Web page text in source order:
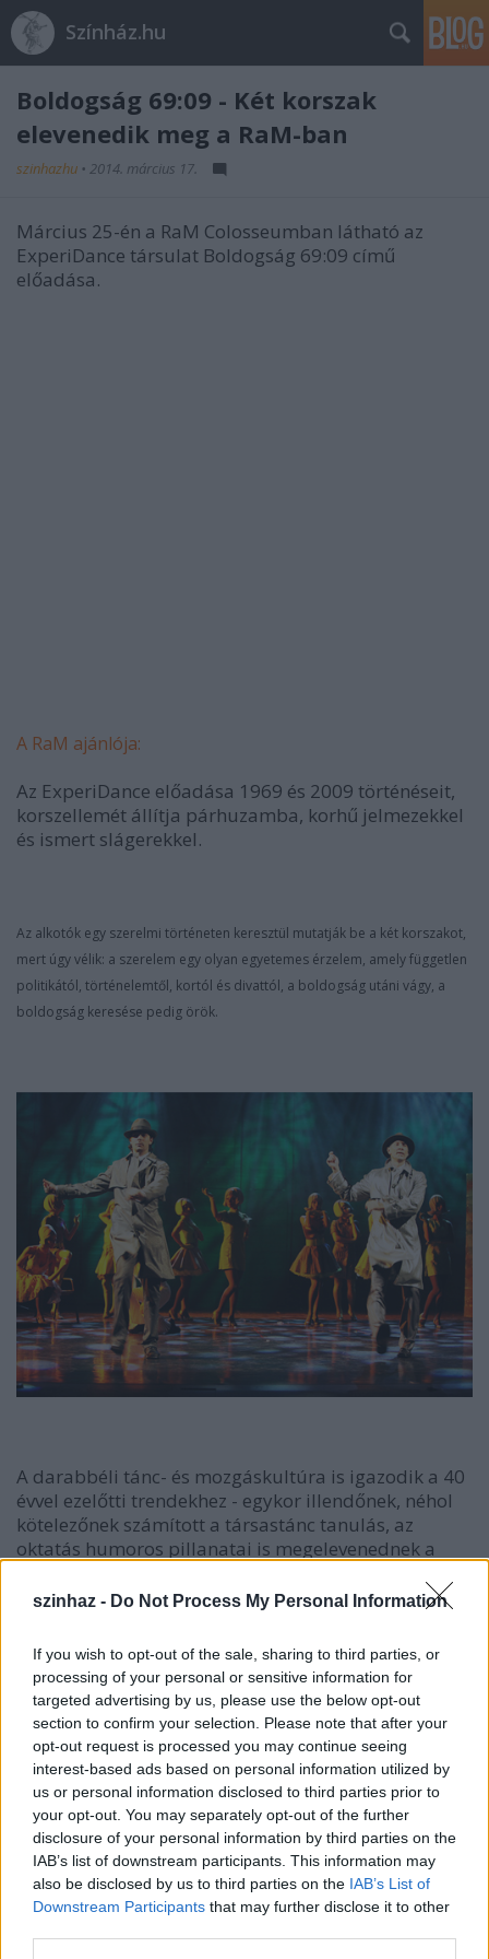
szinhaz - Do Not Process My Personal Information
If you wish to opt-out of the sale, sharing to third parties, or
processing of your personal or sensitive information for
targeted advertising by us, please use the below opt-out
section to confirm your selection. Please note that after your
opt-out request is processed you may continue seeing
interest-based ads based on personal information utilized by
us or personal information disclosed to third parties prior to
your opt-out. You may separately opt-out of the further
disclosure of your personal information by third parties on the
IAB’s list of downstream participants. This information may
also be disclosed by us to third parties on the IAB’s List of
Downstream Participants that may further disclose it to other
Színház.hu
Boldogság 69:09 - Két korszak
elevenedik meg a RaM-ban
szinhazhu • 2014. március 17.
Március 25-én a RaM Colosseumban látható az
ExperiDance társulat Boldogság 69:09 című
előadása.
A RaM ajánlója:
Az ExperiDance előadása 1969 és 2009 történéseit,
korszellemét állítja párhuzamba, korhű jelmezekkel
és ismert slágerekkel.
Az alkotók egy szerelmi történeten keresztül mutatják be a két korszakot,
mert úgy vélik: a szerelem egy olyan egyetemes érzelem, amely független
politikától, történelemtől, kortól és divattól, a boldogság utáni vágy, a
boldogság keresése pedig örök.
A darabbéli tánc- és mozgáskultúra is igazodik a 40
évvel ezelőtti trendekhez - egykor illendőnek, néhol
kötelezőnek számított a társastánc tanulás, az
oktatás humoros pillanatai is megelevenednek a
és elektronikus zenék, táncok és helyenként
előadásban.
A múltidézéshez hozzájárul, hogy a korabeli
hajviselet és divat is megjelenik a színpadon. A
jelmezekDebreczeni Ildikómunkái.
A jelenetek hangulatát nagyban meghatározzák az
audiovizuális elemek, például az ún. esős-esernyős
jelenetben, amelyben nem csak hallani lehetett az